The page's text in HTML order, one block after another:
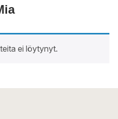
ei löytynyt.